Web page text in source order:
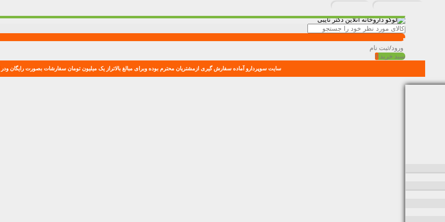
ورود/ثبت نام
سبد خرید 0
سایت سوپردارو آماده سفارش گیری ازمشتریان محترم بوده وبرای مبالغ بالاتراز یک میلیون تومان سفارشات بصورت رایگان